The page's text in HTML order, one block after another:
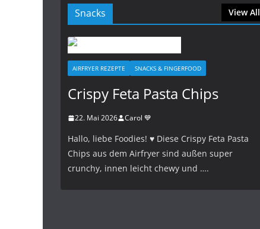
Snacks View All
AIRFRYER REZEPTE SNACKS & FINGERFOOD
Crispy Feta Pasta Chips
22. Mai 2026 Carol 💙
Hallo, liebe Foodies! ♥︎ Diese Crispy Feta Pasta
Chips aus dem Airfryer sind außen super
crunchy, innen leicht chewy und ….